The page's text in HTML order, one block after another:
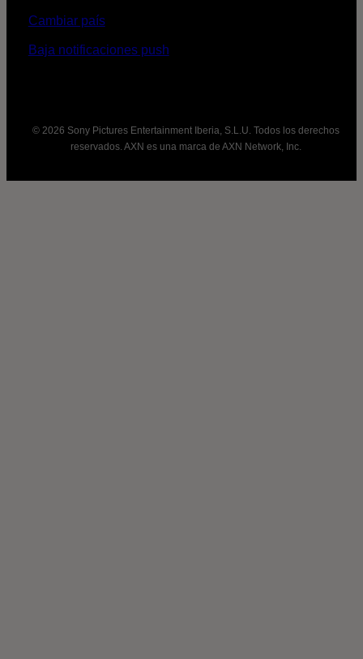
Cambiar país
Baja notificaciones push
© 2026 Sony Pictures Entertainment Iberia, S.L.U. Todos los derechos
reservados. AXN es una marca de AXN Network, Inc.